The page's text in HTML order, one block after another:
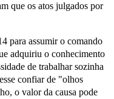
que os atos julgados por
para assumir o comando
adquiriu o conhecimento
de trabalhar sozinha
confiar de "olhos
o valor da causa pode